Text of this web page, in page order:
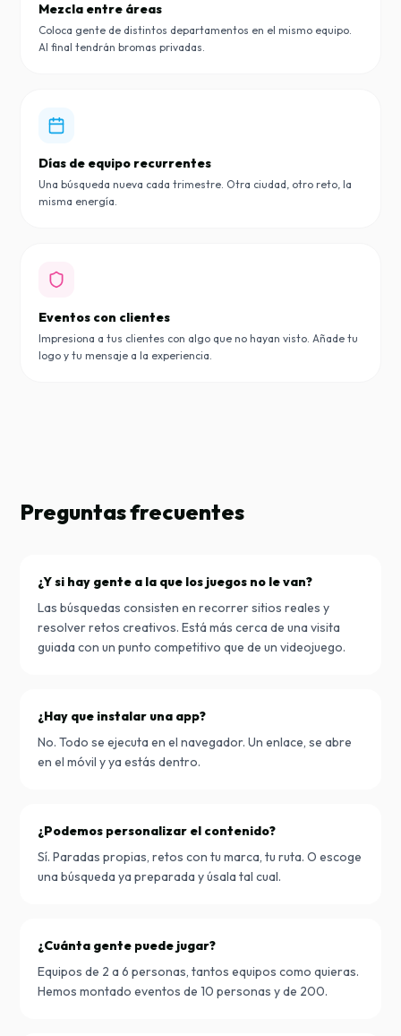
Mezcla entre áreas
Coloca gente de distintos departamentos en el mismo equipo.
Al final tendrán bromas privadas.
Días de equipo recurrentes
Una búsqueda nueva cada trimestre. Otra ciudad, otro reto, la
misma energía.
Eventos con clientes
Impresiona a tus clientes con algo que no hayan visto. Añade tu
logo y tu mensaje a la experiencia.
Preguntas frecuentes
¿Y si hay gente a la que los juegos no le van?
Las búsquedas consisten en recorrer sitios reales y
resolver retos creativos. Está más cerca de una visita
guiada con un punto competitivo que de un videojuego.
¿Hay que instalar una app?
No. Todo se ejecuta en el navegador. Un enlace, se abre
en el móvil y ya estás dentro.
¿Podemos personalizar el contenido?
Sí. Paradas propias, retos con tu marca, tu ruta. O escoge
una búsqueda ya preparada y úsala tal cual.
¿Cuánta gente puede jugar?
Equipos de 2 a 6 personas, tantos equipos como quieras.
Hemos montado eventos de 10 personas y de 200.